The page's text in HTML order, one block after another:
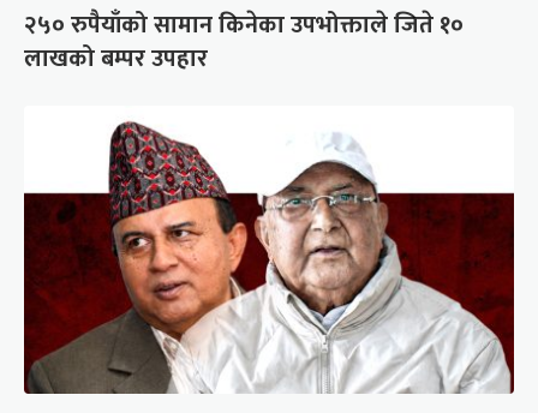
२५० रुपैयाँको सामान किनेका उपभोक्ताले जिते १०
लाखको बम्पर उपहार